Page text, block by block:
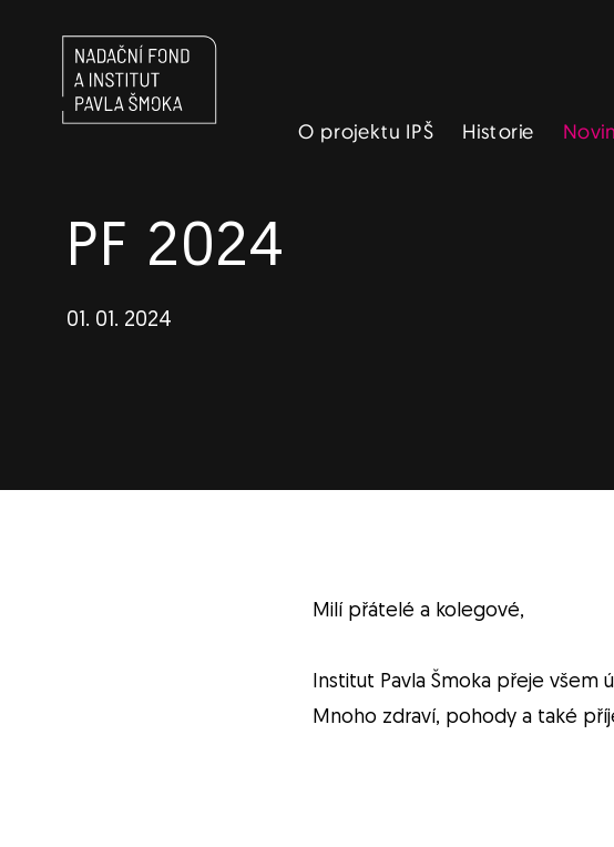
Navigace
O projektu IPŠ Historie
PF 2024
01. 01. 2024
Milí přátelé a kolegové,
Institut Pavla Šmoka přeje všem
Mnoho zdraví, pohody a také